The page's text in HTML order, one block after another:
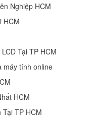
Nghiệp HCM
HCM
Tại TP HCM
máy tính online
HCM
TP HCM